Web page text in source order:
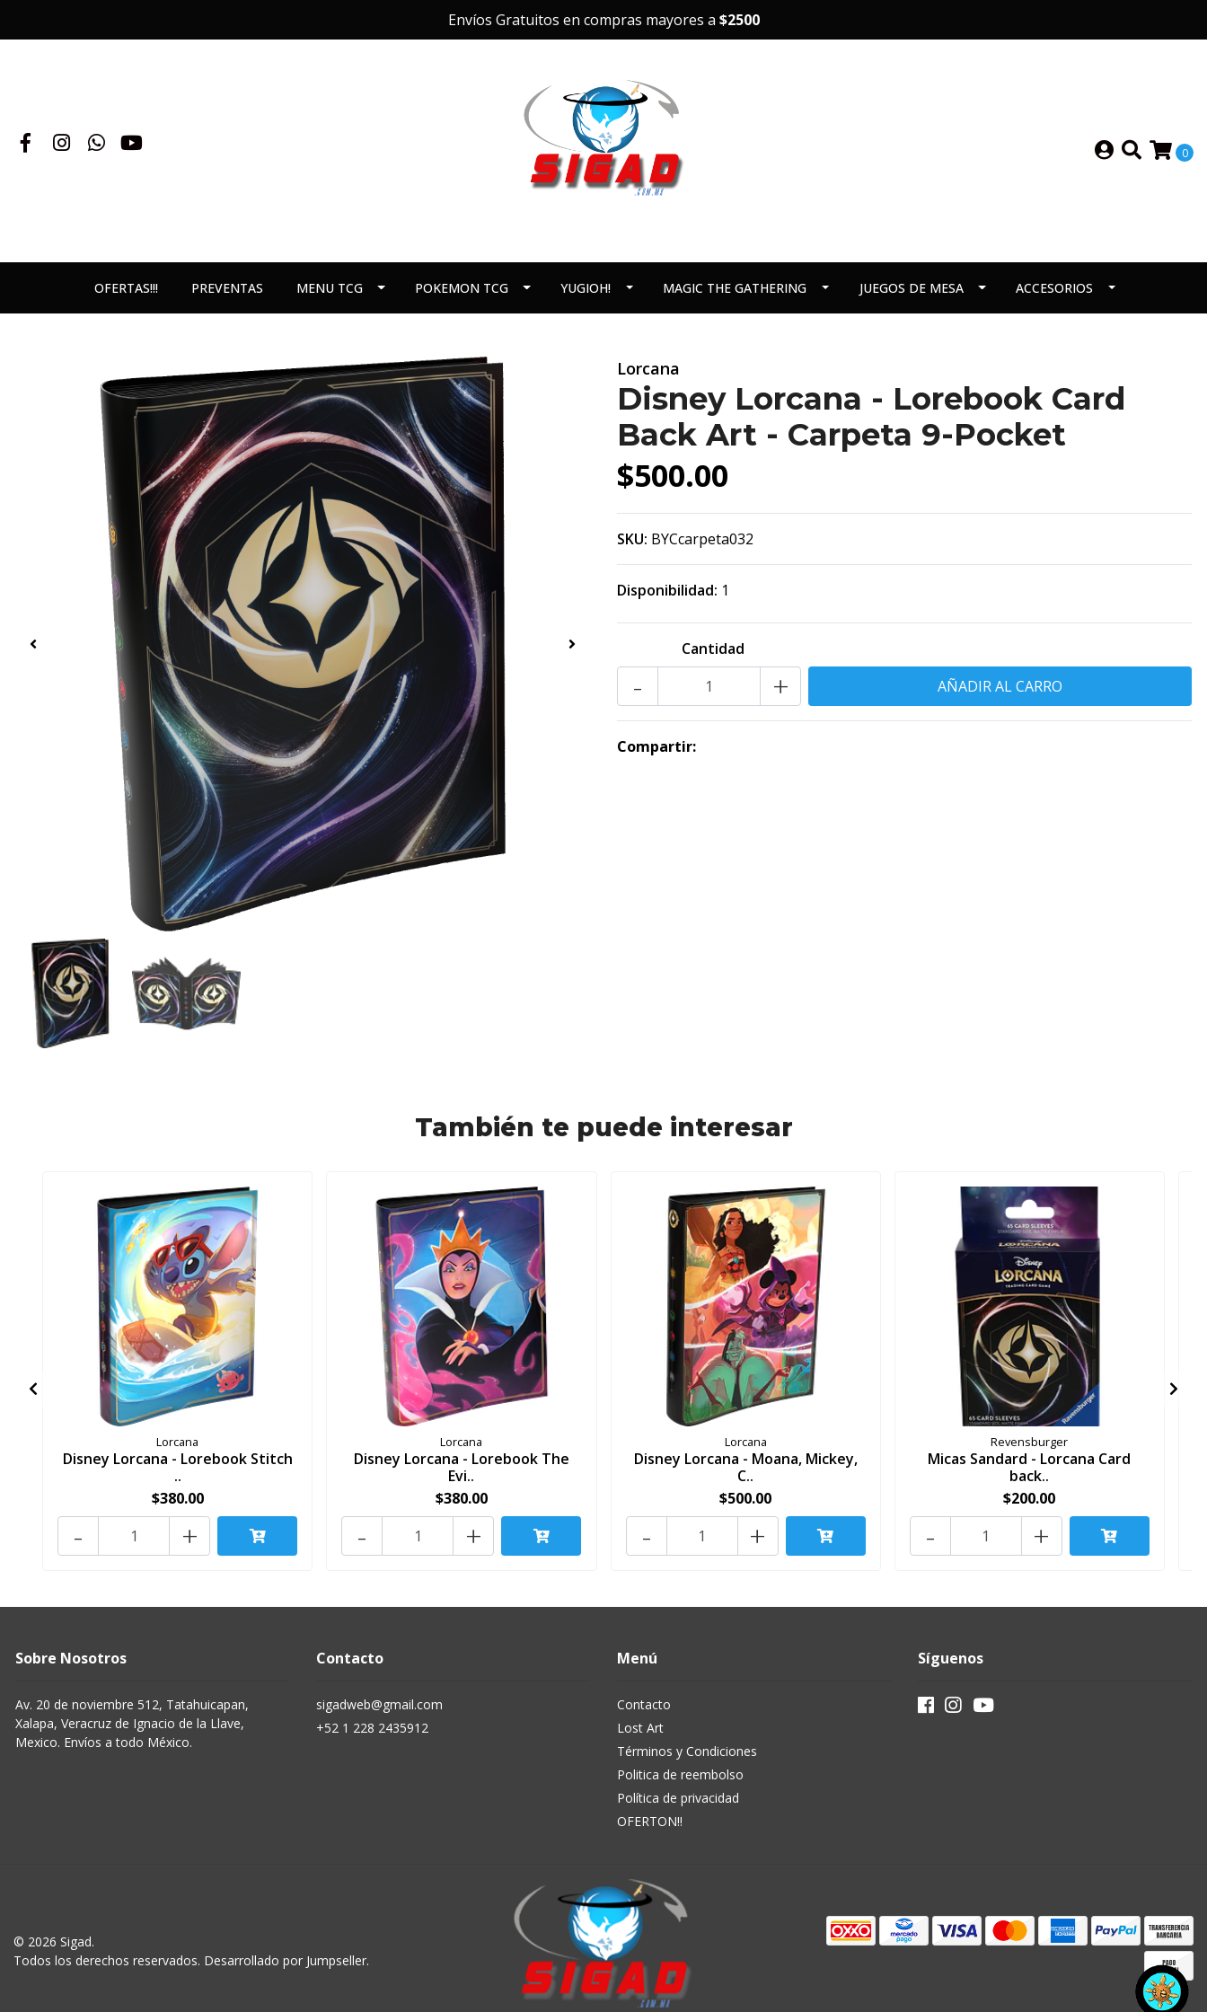
Envíos Gratuitos en compras mayores a $2500
0
OFERTAS!!! PREVENTAS MENU TCG POKEMON TCG YUGIOH! MAGIC THE GATHERING JUEGOS DE MESA ACCESORIOS
Lorcana
Disney Lorcana - Lorebook Card
Back Art - Carpeta 9-Pocket
$500.00
SKU: BYCcarpeta032
Disponibilidad: 1
Cantidad
+
-
Compartir:
También te puede interesar
Lorcana
Disney Lorcana - Lorebook Stitch
..
$380.00
+
-
Lorcana
Disney Lorcana - Lorebook The
Evi..
$380.00
+
-
Lorcana
Disney Lorcana - Moana, Mickey,
C..
$500.00
+
-
Revensburger
Micas Sandard - Lorcana Card
back..
$200.00
+
-
Sobre Nosotros
Av. 20 de noviembre 512, Tatahuicapan,
Xalapa, Veracruz de Ignacio de la Llave,
Mexico. Envíos a todo México.
Contacto
sigadweb@gmail.com
+52 1 228 2435912
Menú
Contacto
Lost Art
Términos y Condiciones
Politica de reembolso
Política de privacidad
OFERTON!!
Síguenos
© 2026 Sigad.
Todos los derechos reservados. Desarrollado por Jumpseller.